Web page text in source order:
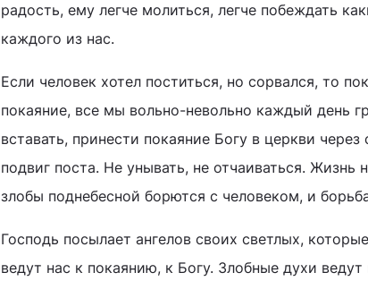
радость, ему легче молиться, легче побеждать
каждого из нас.
Если человек хотел поститься, но сорвался, то
покаяние, все мы вольно-невольно каждый день
вставать, принести покаяние Богу в церкви
подвиг поста. Не унывать, не отчаиваться.
злобы поднебесной борются с человеком, и
Господь посылает ангелов своих светлых,
ведут нас к покаянию, к Богу. Злобные духи